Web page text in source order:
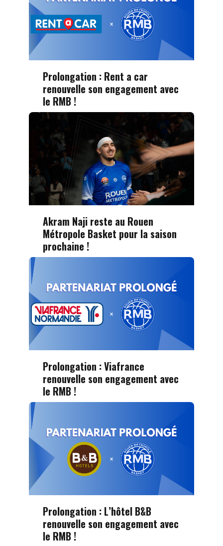
Prolongation : Rent a car
renouvelle son engagement avec
le RMB !
Akram Naji reste au Rouen
Métropole Basket pour la saison
prochaine !
Prolongation : Viafrance
renouvelle son engagement avec
le RMB !
Prolongation : L’hôtel B&B
renouvelle son engagement avec
le RMB !